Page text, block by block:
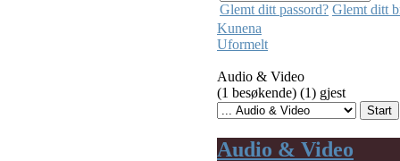
Glemt ditt passord? Glemt ditt
Kunena
Uformelt
Audio & Video
(1 besøkende) (1) gjest
Audio & Video